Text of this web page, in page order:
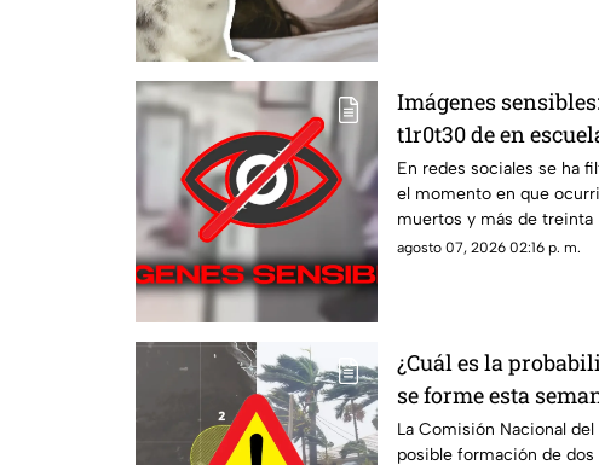
Imágenes
t1r0t30 de en
mu3rt0s y más de
ocurrió la m4s4cr3
En redes sociales se ha
el momento en que
muertos y más de treinta
agosto 07, 2026 02:16 p. m.
¿Cuál es la
se forme esta
baja presión con
La Comisión Nacional
posible formación de